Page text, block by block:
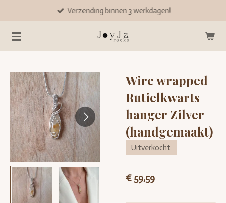
naar
de
Verzending binnen 3 werkdagen!
Wire wrapped
Rutielkwarts
hanger Zilver
(handgemaakt)
Uitverkocht
€ 59,59